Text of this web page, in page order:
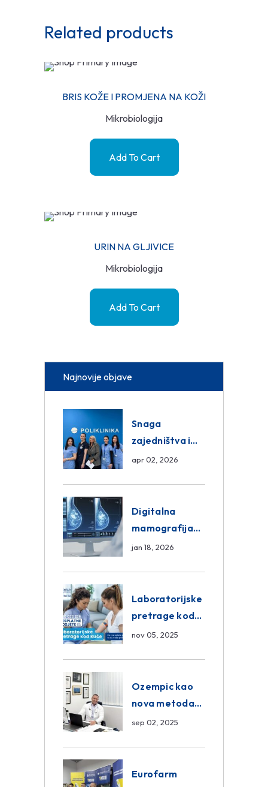
Related products
BRIS KOŽE I PROMJENA NA KOŽI
Mikrobiologija
Add To Cart
URIN NA GLJIVICE
Mikrobiologija
Add To Cart
Najnovije objave
Snaga
zajedništva i
razmjena
Group
apr 02, 2026
Digitalna
mamografija
Sarajevo –
Centar
Poliklinika
jan 18, 2026
Laboratorijske
pretrage kod
kuće – novo u
Poliklinici
nov 05, 2025
Ozempic kao
nova metoda
mršavljenja: da
sep 02, 2025
Eurofarm